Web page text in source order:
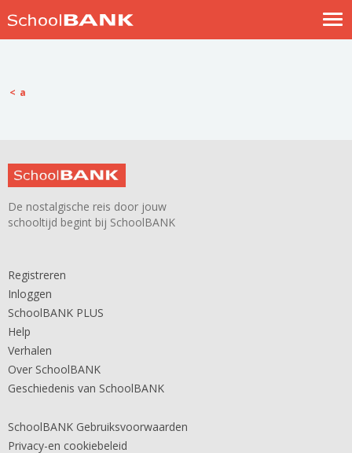
a
De nostalgische reis door jouw
schooltijd begint bij SchoolBANK
Registreren
Inloggen
SchoolBANK PLUS
Help
Verhalen
Over SchoolBANK
Geschiedenis van SchoolBANK
SchoolBANK Gebruiksvoorwaarden
Privacy-en cookiebeleid